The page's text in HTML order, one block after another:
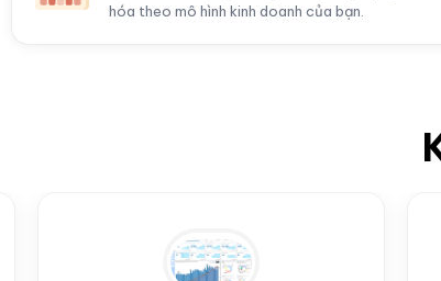
hóa theo mô hình kinh doanh của bạn.